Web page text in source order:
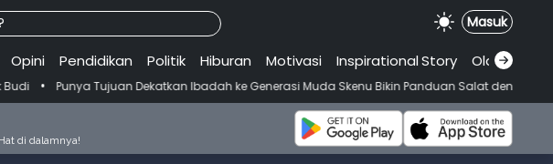
Masuk
Opini Pendidikan Politik Hiburan Motivasi Inspirational.Story Olahraga
Dekatkan Ibadah ke Generasi Muda Skenu Bikin Panduan Salat dengan Gaya Ala Anak
di dalamnya!